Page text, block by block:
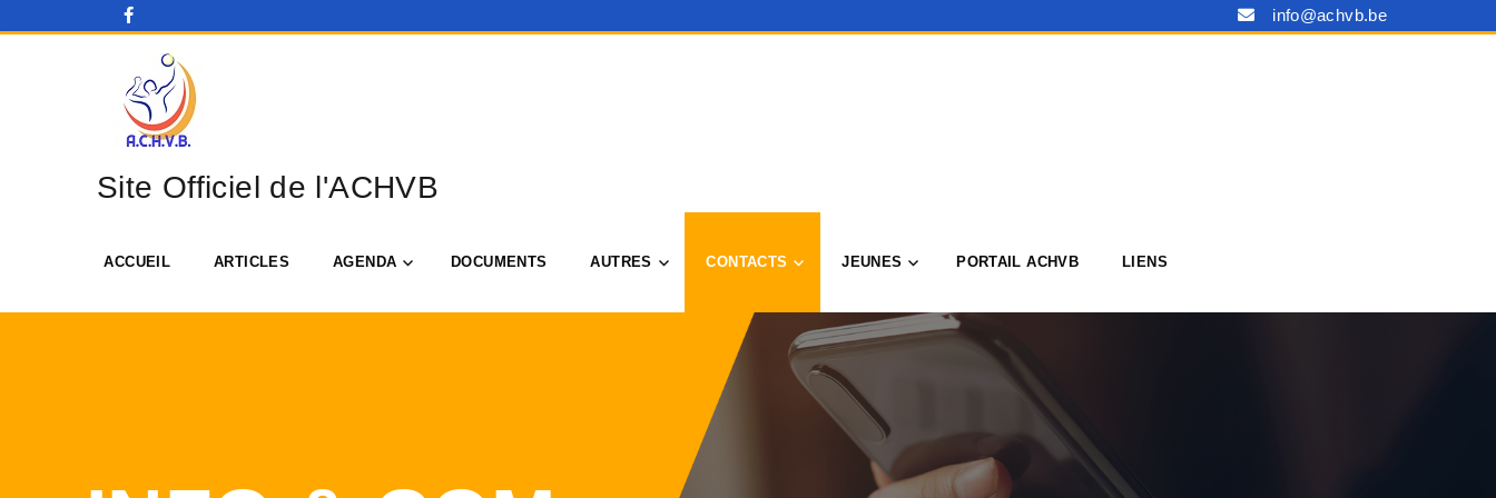
info@achvb.be
Site Officiel de l'ACHVB
ACCUEIL ARTICLES AGENDA DOCUMENTS AUTRES CONTACTS JEUNES PORTAIL ACHVB LIENS